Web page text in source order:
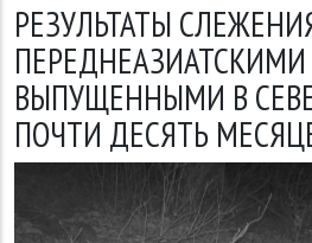
РЕЗУЛЬТАТЫ
ВЫПУЩЕННЫМИ В
ПОЧТИ ДЕСЯТЬ